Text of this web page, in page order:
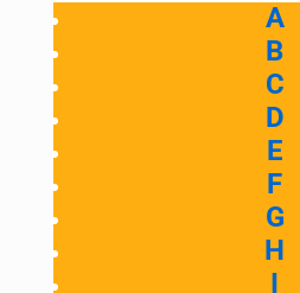
A
B
C
D
E
F
G
H
I